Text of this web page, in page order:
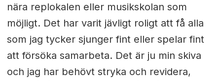
nära replokalen eller musikskolan som
möjligt. Det har varit jävligt roligt att få alla
som jag tycker sjunger fint eller spelar fint
att försöka samarbeta. Det är ju min skiva
och jag har behövt stryka och revidera,